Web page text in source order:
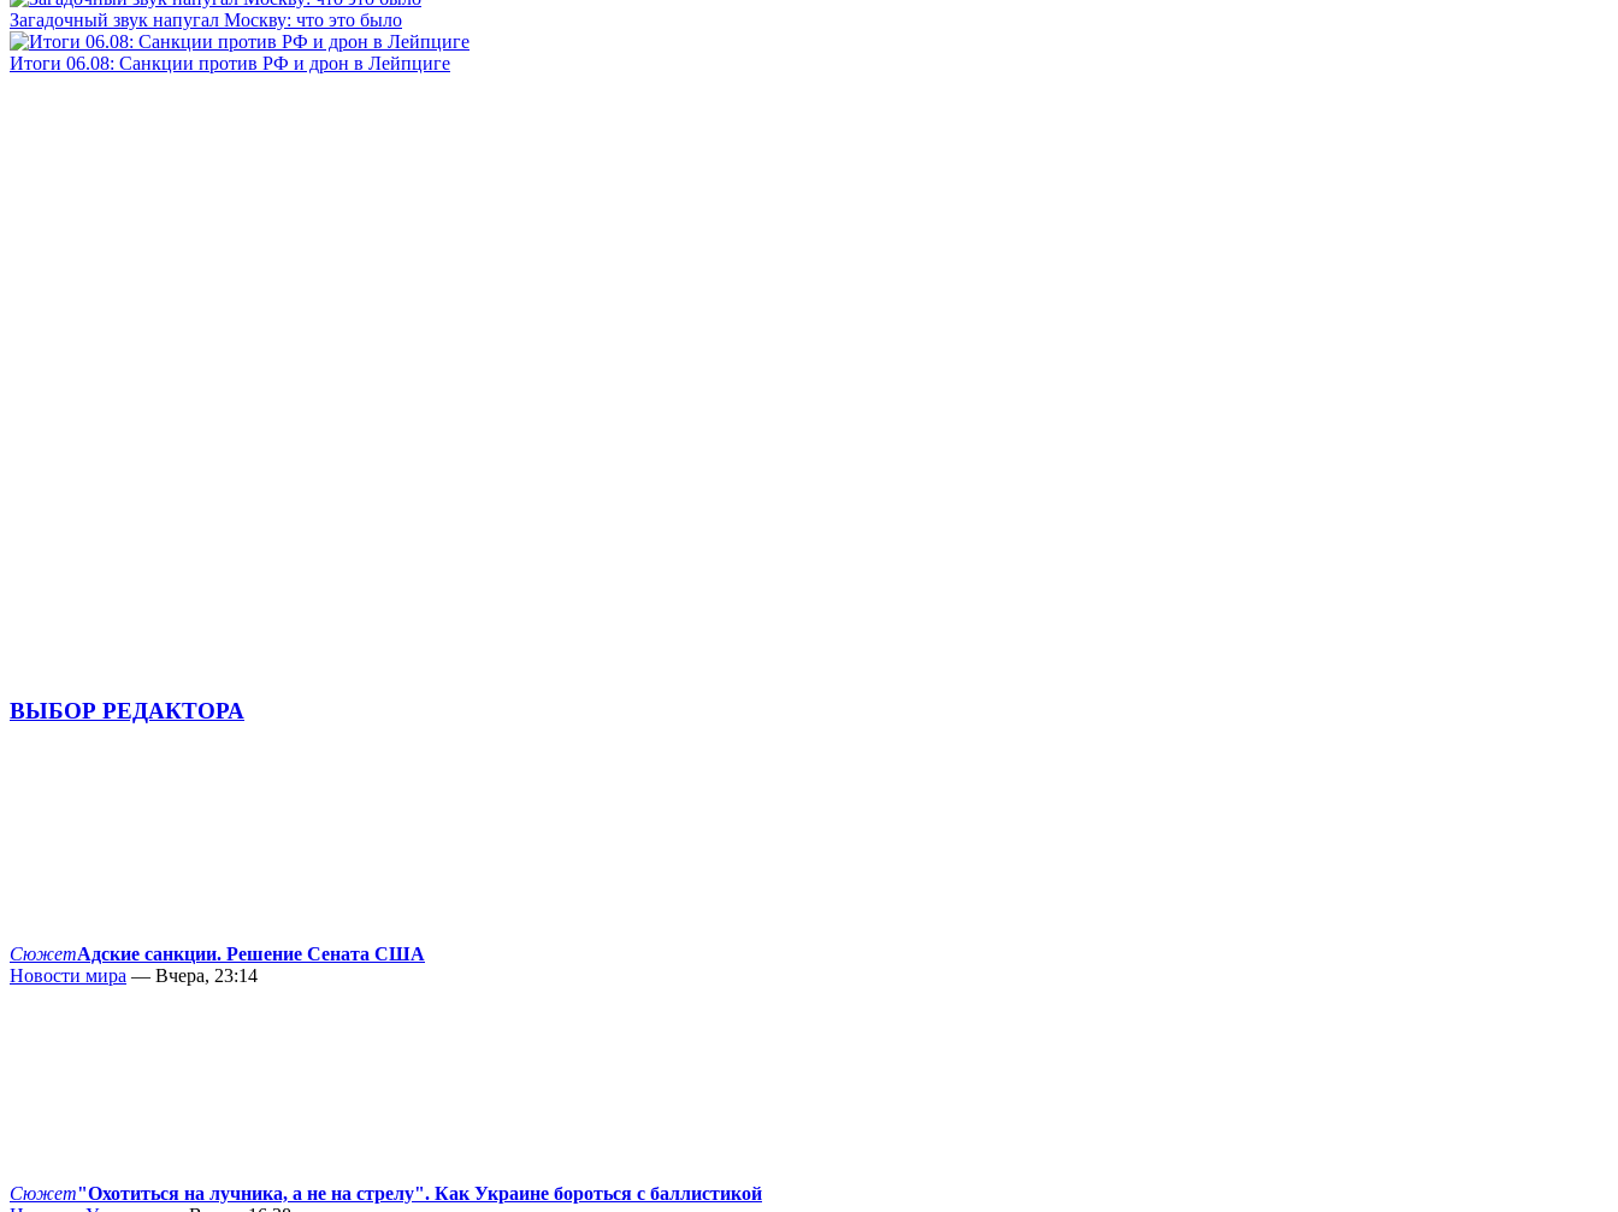
Загадочный звук напугал Москву: что это было
Итоги 06.08: Санкции против РФ и дрон в Лейпциге
ВЫБОР РЕДАКТОРА
СюжетАдские санкции. Решение Сената США
Новости мира — Вчера, 23:14
Сюжет"Охотиться на лучника, а не на стрелу". Как Украине бороться с баллистикой